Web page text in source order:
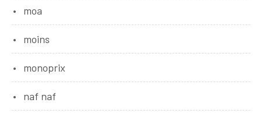
moa
moins
monoprix
naf naf